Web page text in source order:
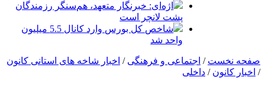
اژه‌ای: خبرنگار متعهد، هم‌سنگر رزمندگان
پشت لانچر است
شاخص کل بورس وارد کانال 5.5 میلیون
واحد شد
صفحه نخست / اجتماعی و فرهنگی / اخبار شاخه های استانی کانون
/ اخبار کانون / داخلی